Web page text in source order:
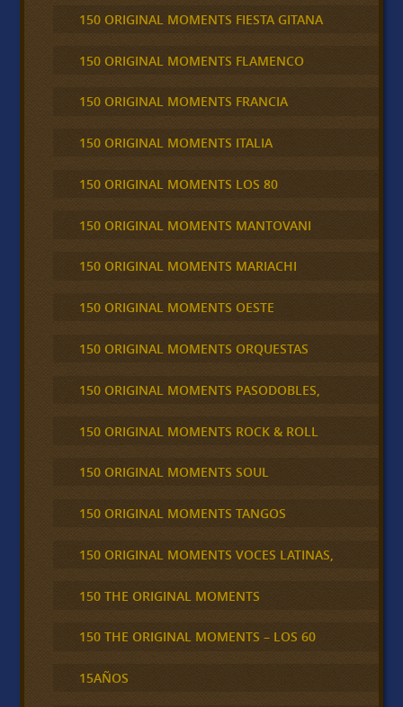
150 ORIGINAL MOMENTS FIESTA GITANA
150 ORIGINAL MOMENTS FLAMENCO
150 ORIGINAL MOMENTS FRANCIA
150 ORIGINAL MOMENTS ITALIA
150 ORIGINAL MOMENTS LOS 80
150 ORIGINAL MOMENTS MANTOVANI
150 ORIGINAL MOMENTS MARIACHI
150 ORIGINAL MOMENTS OESTE
150 ORIGINAL MOMENTS ORQUESTAS
150 ORIGINAL MOMENTS PASODOBLES,
150 ORIGINAL MOMENTS ROCK & ROLL
150 ORIGINAL MOMENTS SOUL
150 ORIGINAL MOMENTS TANGOS
150 ORIGINAL MOMENTS VOCES LATINAS,
150 THE ORIGINAL MOMENTS
150 THE ORIGINAL MOMENTS – LOS 60
15AÑOS